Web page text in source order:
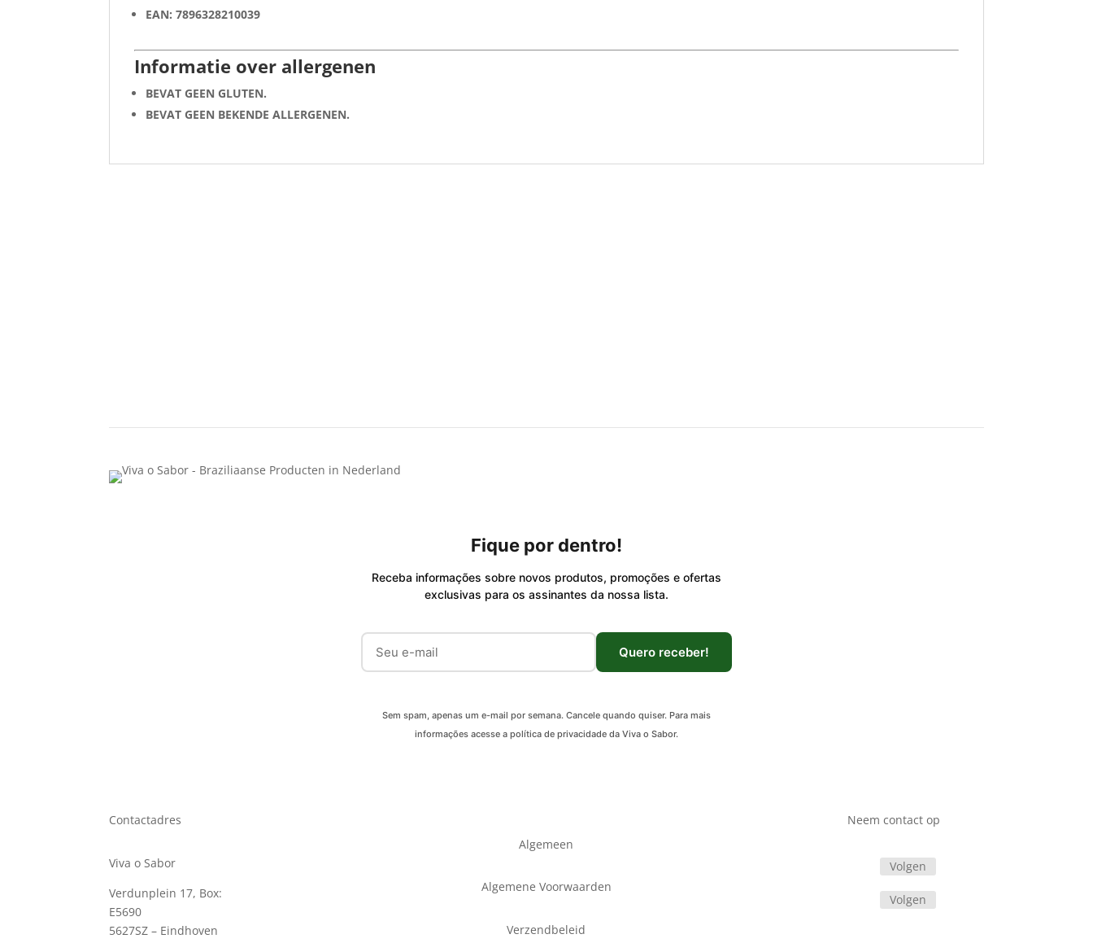
EAN: 7896328210039
Informatie over allergenen
BEVAT GEEN GLUTEN.
BEVAT GEEN BEKENDE ALLERGENEN.
Fique por dentro!
Receba informações sobre novos produtos, promoções e ofertas
exclusivas para os assinantes da nossa lista.
Quero receber!
Sem spam, apenas um e-mail por semana. Cancele quando quiser. Para mais
informações acesse a política de privacidade da Viva o Sabor.
Contactadres
Viva o Sabor
Verdunplein 17, Box:
E5690
5627SZ – Eindhoven
Algemeen
Algemene Voorwaarden
Verzendbeleid
Neem contact op
Volgen
Volgen